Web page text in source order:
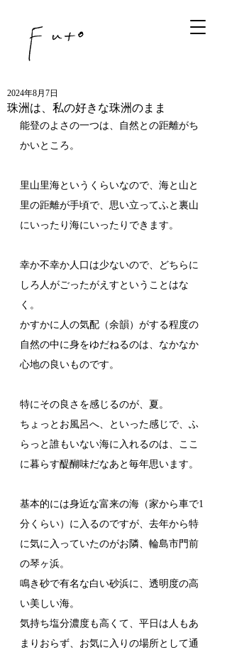
珠洲は、私の好きな珠洲のまま
2024年8月7日
能登のよさの一つは、自然との距離がち
かいところ。
里山里海というくらいなので、海と山と
里の距離が手頃で、思い立ってふと裏山
にいったり海にいったりできます。
幸か不幸か人口は少ないので、どちらに
しろ人がごったがえすということはな
く。
かすかに人の気配（余韻）がする程度の
自然の中に身をゆだねるのは、なかなか
心地の良いものです。
特にその良さを感じるのが、夏。
ちょっとお風呂へ、といった感じで、ふ
らっと誰もいない海に入れるのは、ここ
に暮らす醍醐味だなあと毎年思います。
基本的には身近な富来の海（家から車で1
分くらい）に入るのですが、去年から特
に気に入っていたのがお隣、輪島市門前
の琴ヶ浜。
鳴き砂で有名な白い砂浜に、透明度の高
い美しい海。
気持ち塩分濃度も高くて、平日は人もあ
まりおらず、お気に入りの場所として通